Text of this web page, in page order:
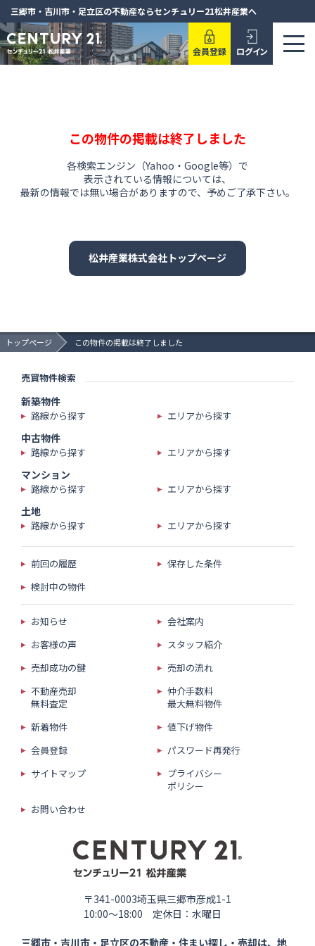
三郷市・吉川市・足立区の不動産ならセンチュリー21松井産業へ
会員登録 ログイン
トップページ この物件の掲載は終了しました
この物件の掲載は終了しました
各検索エンジン（Yahoo・Google等）で
表示されている情報については、
最新の情報では無い場合がありますので、 予めご了承下さい。
松井産業株式会社トップページ
売買物件検索
新築物件
路線から探す エリアから探す
中古物件
路線から探す エリアから探す
マンション
路線から探す エリアから探す
土地
路線から探す エリアから探す
前回の履歴
保存した条件
検討中の物件
お知らせ
会社案内
お客様の声
スタッフ紹介
売却成功の鍵
売却の流れ
不動産売却
無料査定
仲介手数料
最大無料物件
新着物件
値下げ物件
会員登録
パスワード再発行
サイトマップ
プライバシー
ポリシー
お問い合わせ
〒341-0003埼玉県三郷市彦成1-1
10:00〜18:00 定休日：水曜日
三郷市・吉川市・足立区の不動産・住まい探し・売却は、 地